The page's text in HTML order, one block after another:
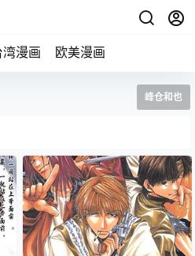
湾漫画 欧美漫画
峰仓和也